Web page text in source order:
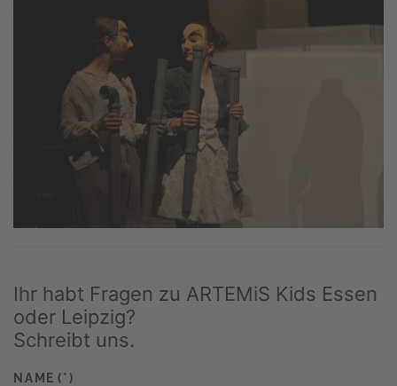
Ihr habt Fragen zu ARTEMiS Kids Essen
oder Leipzig?
Schreibt uns.
NAME (*)